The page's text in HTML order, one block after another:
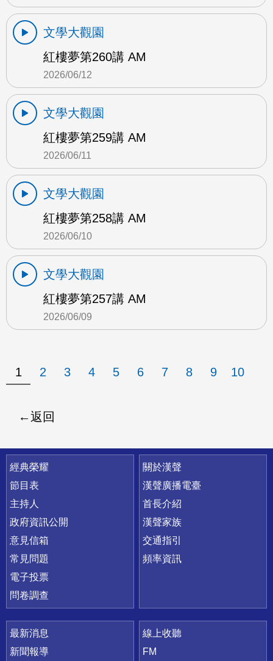
文學大觀園
紅樓夢第260講 AM
2026/06/12
文學大觀園
紅樓夢第259講 AM
2026/06/11
文學大觀園
紅樓夢第258講 AM
2026/06/10
文學大觀園
紅樓夢第257講 AM
2026/06/09
1 2 3 4 5 6 7 8 9 10
返回
快速連結
經典榮耀
節目表
主持人
政府資訊公開
意見信箱
常見問題
電子投票
問卷調查
關於漢聲
漢聲廣播電臺
首長介紹
漢聲家族
交通指引
頻率資訊
最新消息
新聞報導
線上收聽
FM